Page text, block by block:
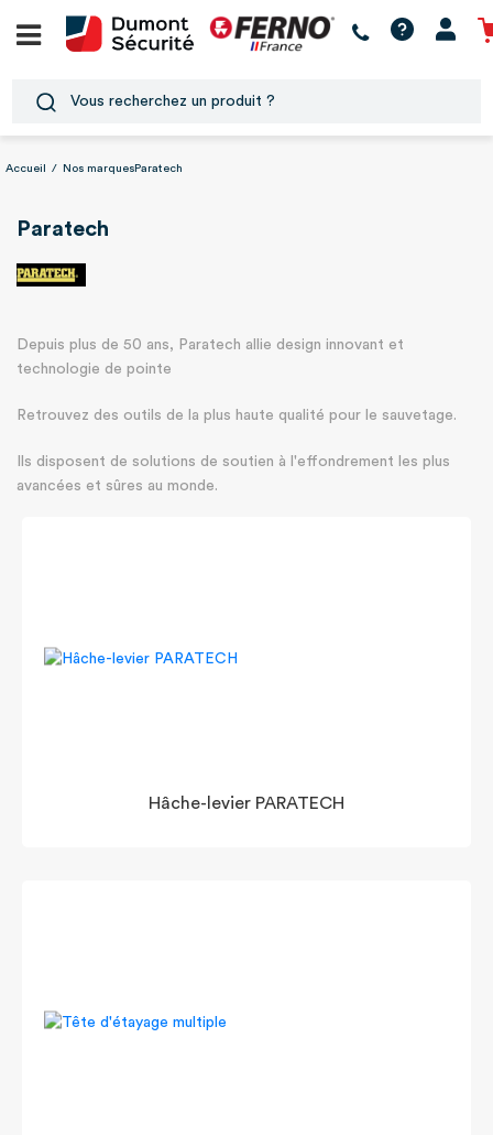
Accueil / Nos marques Paratech
Paratech
Depuis plus de 50 ans, Paratech allie design innovant et
technologie de pointe
Retrouvez des outils de la plus haute qualité pour le sauvetage.
Ils disposent de solutions de soutien à l'effondrement les plus
avancées et sûres au monde.
Hâche-levier PARATECH